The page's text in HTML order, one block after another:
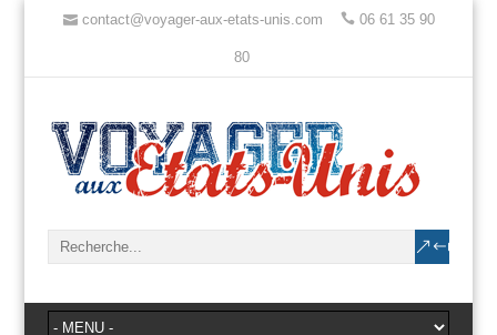
contact@voyager-aux-etats-unis.com 06 61 35 90
80